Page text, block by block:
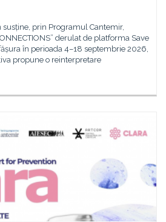
prin Programul Cantemir,
derulat de platforma Save
în perioada 4–18 septembrie 2026,
propune o reinterpretare